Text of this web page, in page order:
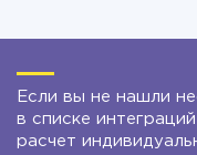
Если вы не нашли
в списке
расчет